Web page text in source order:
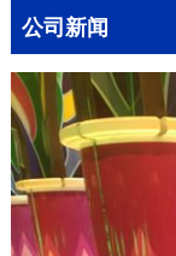
公司新闻